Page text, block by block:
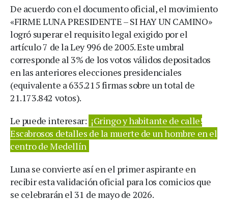
De acuerdo con el documento oficial, el movimiento
«FIRME LUNA PRESIDENTE – SI HAY UN CAMINO»
logró superar el requisito legal exigido por el
artículo 7 de la Ley 996 de 2005. Este umbral
corresponde al 3% de los votos válidos depositados
en las anteriores elecciones presidenciales
(equivalente a 635.215 firmas sobre un total de
21.173.842 votos).
Le puede interesar: ¡Gringo y habitante de calle!
Escabrosos detalles de la muerte de un hombre en el
centro de Medellín
Luna se convierte así en el primer aspirante en
recibir esta validación oficial para los comicios que
se celebrarán el 31 de mayo de 2026.